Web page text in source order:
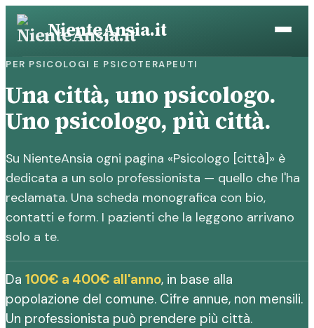
Vai
NienteAnsia.it
PER PSICOLOGI E PSICOTERAPEUTI
Una città, uno psicologo.
Uno psicologo, più città.
Su NienteAnsia ogni pagina «Psicologo [città]» è
dedicata a un solo professionista — quello che l'ha
reclamata. Una scheda monografica con bio,
contatti e form. I pazienti che la leggono arrivano
solo a te.
Da 100€ a 400€ all'anno, in base alla
popolazione del comune. Cifre annue, non mensili.
Un professionista può prendere più città.